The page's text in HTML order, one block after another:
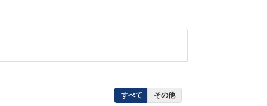
すべて その他